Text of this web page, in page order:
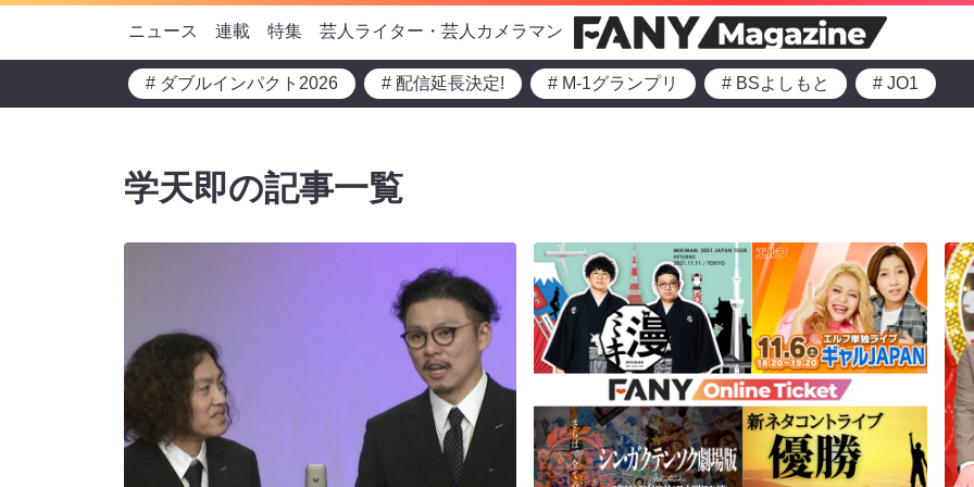
ニュース 連載 特集 芸人ライター・芸人カメラマン
# ダブルインパクト2026 # 配信延長決定! # M-1グランプリ # BSよしもと # JO1
学天即の記事一覧